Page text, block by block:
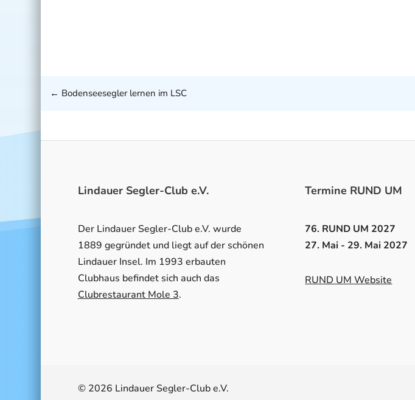
← Bodenseesegler lernen im LSC
Lindauer Segler-Club e.V.
Der Lindauer Segler-Club e.V. wurde
1889 gegründet und liegt auf der schönen
Lindauer Insel. Im 1993 erbauten
Clubhaus befindet sich auch das
Clubrestaurant Mole 3.
Termine RUND UM
76. RUND UM 2027
27. Mai - 29. Mai 2027
RUND UM Website
© 2026 Lindauer Segler-Club e.V.